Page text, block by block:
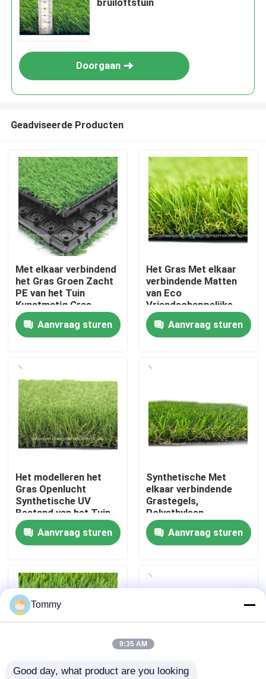
Huis
Producten
Video's
Over Ons
Fabriekstour
Kwaliteitscontrole
Nieuws
Offerte Aanvragen
bruiloftstuin
Doorgaan
Geadviseerde Producten
Met elkaar verbindend
het Gras Groen Zacht
PE van het Tuin
Kunstmatig Gras
Materiaal
Aanvraag sturen
Het Gras Met elkaar
verbindende Matten
van Eco
Vriendschappelijke
Astro, het Tapijt van
het Grasgras 8
Duimmaat
Aanvraag sturen
Het modelleren het
Gras Openlucht
Synthetische UV
Bestand van het Tuin
Kunstmatige Gras
Aanvraag sturen
Synthetische Met
elkaar verbindende
Grastegels,
Polyethyleen
Kunstmatig Gras
16800 Dichtheid
Aanvraag sturen
Tommy
9:35 AM
Good day, what product are you looking